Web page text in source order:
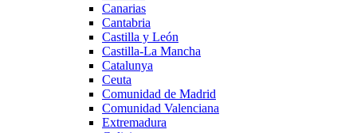
Canarias
Cantabria
Castilla y León
Castilla-La Mancha
Catalunya
Ceuta
Comunidad de Madrid
Comunidad Valenciana
Extremadura